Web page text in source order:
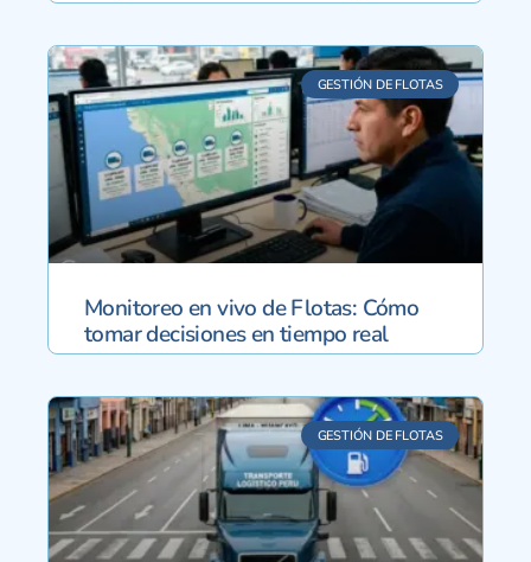
GESTIÓN DE FLOTAS
Monitoreo en vivo de Flotas: Cómo
tomar decisiones en tiempo real
GESTIÓN DE FLOTAS